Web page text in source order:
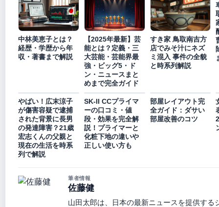
中林美恵子とは？
経歴・学歴から年
収・著書まで解説
【2025年最新】芸
能とは？定義・三
大芸能・芸能界最
強・ビッグ5・ド
ン・ニュースまと
めまで完全ガイド
すき家 鳥取南吉方
店でみそ汁にネズ
ミ混入 事件の全貌
と時系列解説
やばい！広末涼子
が傷害容疑で逮捕
された背景に長男
の発達障害？21歳
宏志くんの父親と
現在の生活を時系
列で解説
SK-II CCプライマ
ーの口コミ・値
段・効果を完全解
説！プライマーと
化粧下地の違いや
正しい使い方も
部屋レイアウト完
全ガイド：ダサい
部屋改善のコツ
筆者情報
佐藤健
山田太郎は、日本の最新ニュースを提供する